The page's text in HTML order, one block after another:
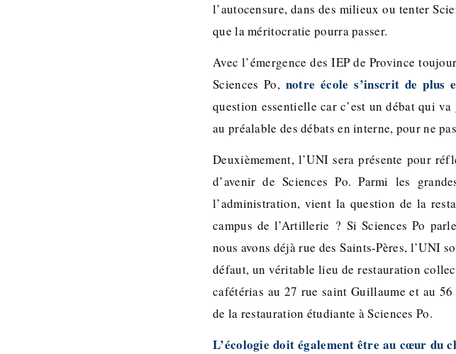
l’autocensure, dans des milieux ou tenter
que la méritocratie pourra passer.
Avec l’émergence des IEP de Province
Sciences Po, notre école s’inscrit de plus
question essentielle car c’est un débat qui
au préalable des débats en interne, pour ne
Deuxièmement, l’UNI sera présente pour
d’avenir de Sciences Po. Parmi les
l’administration, vient la question de la
campus de l’Artillerie ? Si Sciences Po
nous avons déjà rue des Saints-Pères, l’UNI
défaut, un véritable lieu de restauration
cafétérias au 27 rue saint Guillaume et au
de la restauration étudiante à Sciences Po.
L’écologie doit également être au cœur du